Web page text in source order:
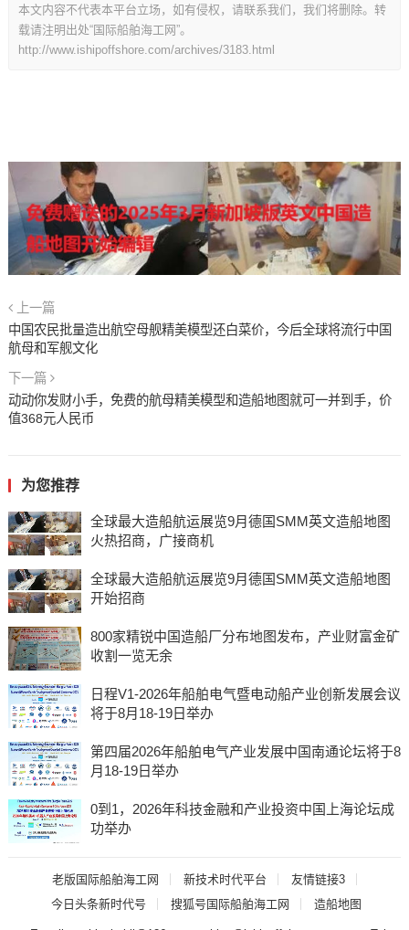
本文内容不代表本平台立场，如有侵权，请联系我们，我们将删除。转
载请注明出处“国际船舶海工网”。
http://www.ishipoffshore.com/archives/3183.html
上一篇
中国农民批量造出航空母舰精美模型还白菜价，今后全球将流行中国
航母和军舰文化
下一篇
动动你发财小手，免费的航母精美模型和造船地图就可一并到手，价
值368元人民币
为您推荐
全球最大造船航运展览9月德国SMM英文造船地图
火热招商，广接商机
全球最大造船航运展览9月德国SMM英文造船地图
开始招商
800家精锐中国造船厂分布地图发布，产业财富金矿
收割一览无余
日程V1-2026年船舶电气暨电动船产业创新发展会议
将于8月18-19日举办
第四届2026年船舶电气产业发展中国南通论坛将于8
月18-19日举办
0到1，2026年科技金融和产业投资中国上海论坛成
功举办
老版国际船舶海工网 新技术时代平台
友情链接3
今日头条新时代号
搜狐号国际船舶海工网 造船地图